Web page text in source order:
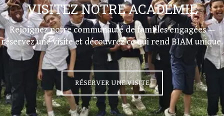
VISITEZ NOTRE ACADÉMIE
Rejoignez notre communauté de familles engagées —
réservez une visite et découvrez ce qui rend BIAM unique.
RÉSERVER UNE VISITE